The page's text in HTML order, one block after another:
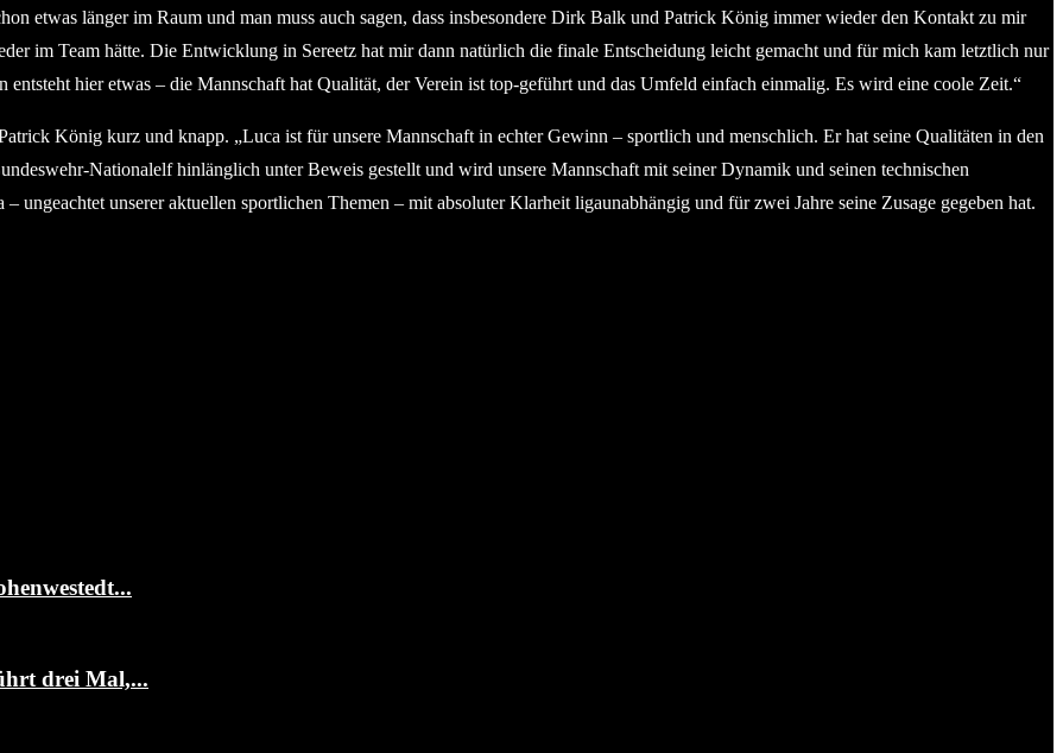
etwas länger im Raum und man muss auch sagen, dass insbesondere Dirk Balk und Patrick König immer wieder den Kontakt zu mir
im Team hätte. Die Entwicklung in Sereetz hat mir dann natürlich die finale Entscheidung leicht gemacht und für mich kam letztlich nur
hier etwas – die Mannschaft hat Qualität, der Verein ist top-geführt und das Umfeld einfach einmalig. Es wird eine coole Zeit.“
König kurz und knapp. „Luca ist für unsere Mannschaft in echter Gewinn – sportlich und menschlich. Er hat seine Qualitäten in den
Nationalelf hinlänglich unter Beweis gestellt und wird unsere Mannschaft mit seiner Dynamik und seinen technischen
ungeachtet unserer aktuellen sportlichen Themen – mit absoluter Klarheit ligaunabhängig und für zwei Jahre seine Zusage gegeben hat.
drei Mal,...